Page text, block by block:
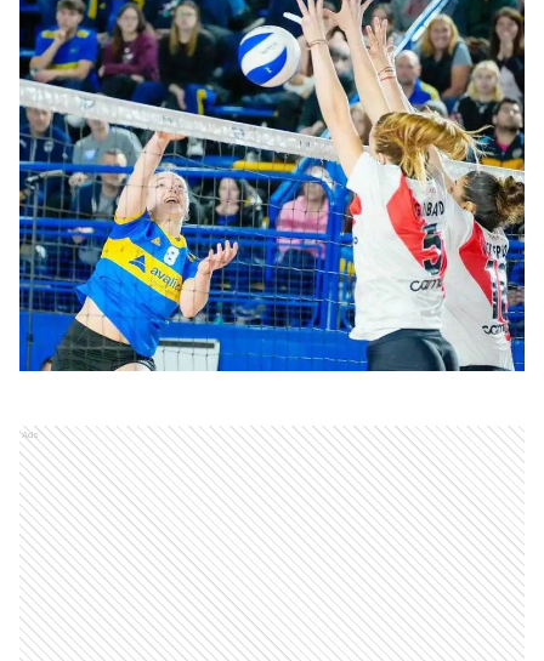
Ads